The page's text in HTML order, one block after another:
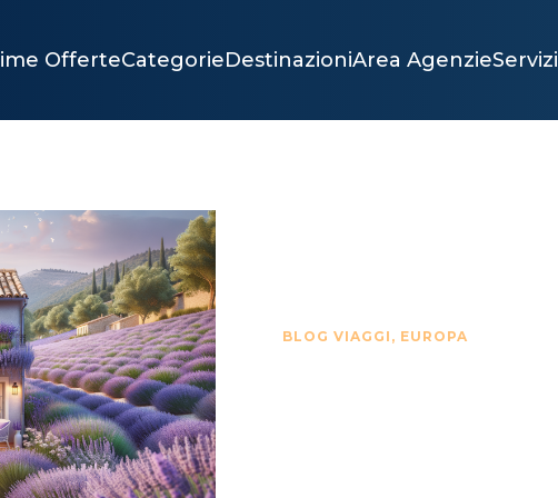
OfferteCategorieDestinazioniArea AgenzieServizi
BLOG VIAGGI , EUROPA